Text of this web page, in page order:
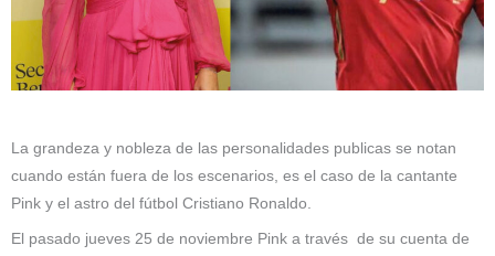
La grandeza y nobleza de las personalidades publicas se notan
cuando están fuera de los escenarios, es el caso de la cantante
Pink y el astro del fútbol Cristiano Ronaldo.
El pasado jueves 25 de noviembre Pink a través de su cuenta de